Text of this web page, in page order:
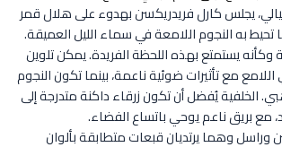
يجلس كارل فريدريكسن بهدوء على هلال قمر
به النجوم اللامعة في سماء الليل العميقة.
وكأنه يستمتع بهذه اللحظة الفريدة. يمكن تلوين
مع تأثيرات ضوئية ناعمة، بينما تكون النجوم
الخلفية يُفضل أن تكون زرقاء داكنة متدرجة إلى
مع بريق ناعم يوحي باتساع الفضاء.
وراسل وهما يرتديان قبعات متطابقة بألوان